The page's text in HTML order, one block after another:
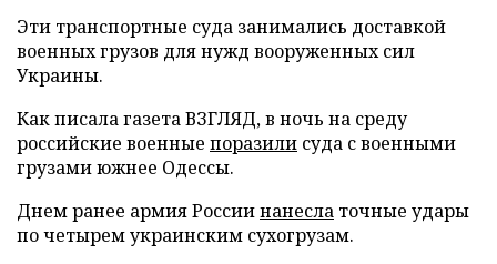
Эти транспортные суда занимались доставкой
военных грузов для нужд вооруженных сил
Украины.
Как писала газета ВЗГЛЯД, в ночь на среду
российские военные поразили суда с военными
грузами южнее Одессы.
Днем ранее армия Россиинанесла точные удары
по четырем украинским сухогрузам.